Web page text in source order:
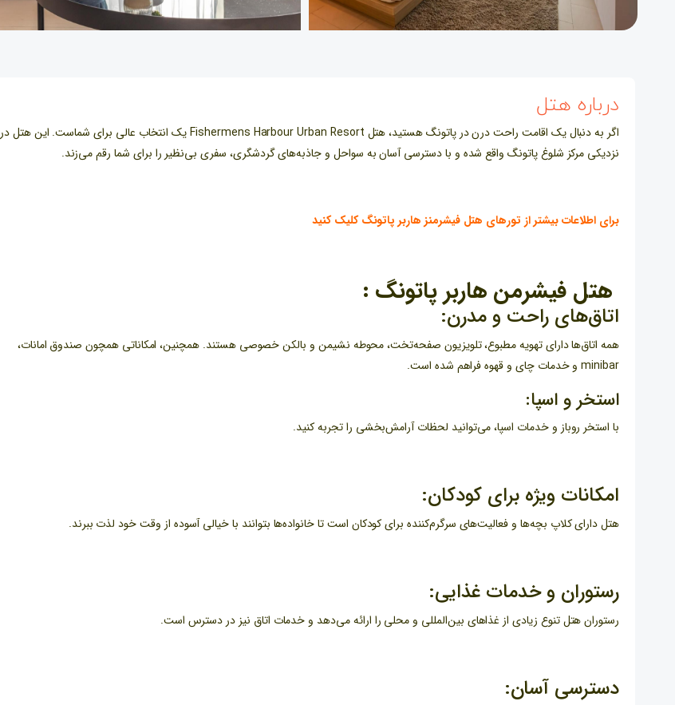
درباره هتل
اگر به دنبال یک اقامت راحت درن در پاتونگ هستید، هتل Fishermens Harbour Urban Resort یک انتخاب عالی برای شماست. این هتل در
نزدیکی مرکز شلوغ پاتونگ واقع شده و با دسترسی آسان به سواحل و جاذبه‌های گردشگری، سفری بی‌نظیر را برای شما رقم می‌زند.
برای اطلاعات بیشتر از تورهای هتل فیشرمنز هاربر پاتونگکلیک کنید
هتل فیشرمن هاربر پاتونگ :
اتاق‌های راحت و مدرن:
همه اتاق‌ها دارای تهویه مطبوع، تلویزیون صفحه‌تخت، محوطه نشیمن و بالکن خصوصی هستند. همچنین، امکاناتی همچون صندوق امانات،
minibar و خدمات چای و قهوه فراهم شده است.
استخر و اسپا:
با استخر روباز و خدمات اسپا، می‌توانید لحظات آرامش‌بخشی را تجربه کنید.
امکانات ویژه برای کودکان:
هتل دارای کلاپ بچه‌ها و فعالیت‌های سرگرم‌کننده برای کودکان است تا خانواده‌ها بتوانند با خیالی آسوده از وقت خود لذت ببرند.
رستوران و خدمات غذایی:
رستوران هتل تنوع زیادی از غذاهای بین‌المللی و محلی را ارائه می‌دهد و خدمات اتاق نیز در دسترس است.
دسترسی آسان: